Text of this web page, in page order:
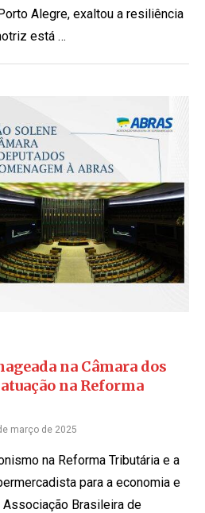
Alegre, exaltou a resiliência
está …
na Câmara dos
na Reforma
março de 2025
na Reforma Tributária e a
para a economia e
Brasileira de